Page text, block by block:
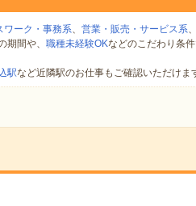
ワーク・事務系、 営業・販売・サービス系、
期間や、 職種未経験OKなどのこだわり条
駅など近隣駅のお仕事もご確認いただけま